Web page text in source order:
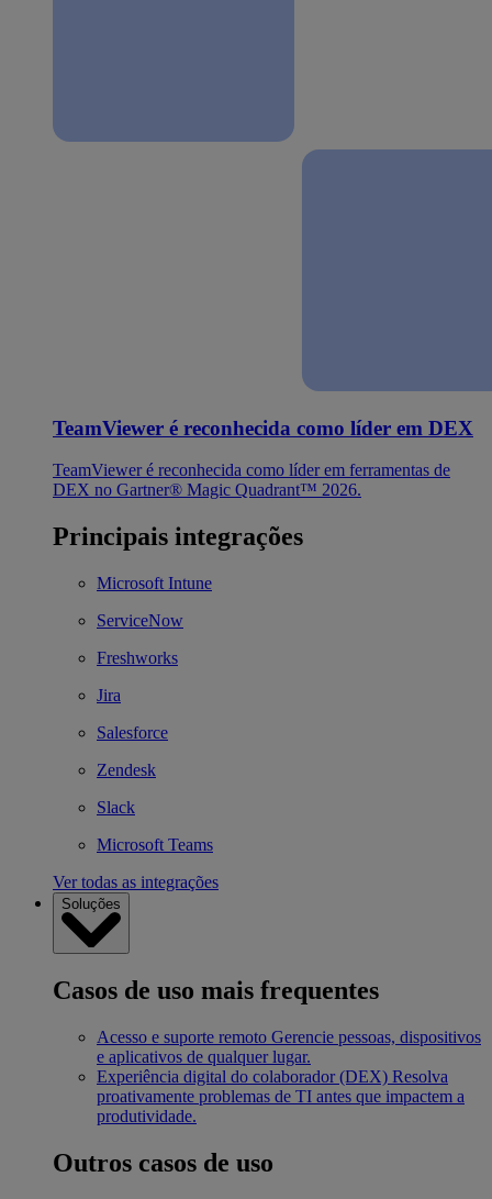
TeamViewer é reconhecida como líder em DEX
TeamViewer é reconhecida como líder em ferramentas de
DEX no Gartner® Magic Quadrant™ 2026.
Principais integrações
Microsoft Intune
ServiceNow
Freshworks
Jira
Salesforce
Zendesk
Slack
Microsoft Teams
Ver todas as integrações
Soluções
Casos de uso mais frequentes
Acesso e suporte remoto Gerencie pessoas, dispositivos
e aplicativos de qualquer lugar.
Experiência digital do colaborador (DEX) Resolva
proativamente problemas de TI antes que impactem a
produtividade.
Outros casos de uso